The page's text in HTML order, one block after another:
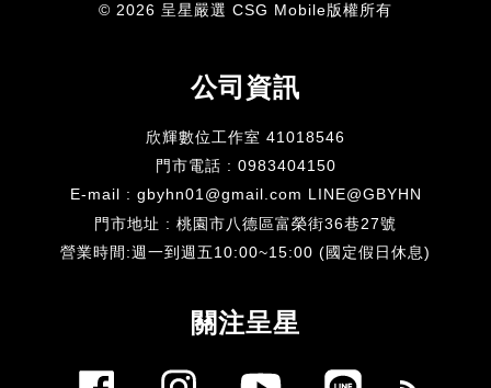
© 2026 呈星嚴選 CSG Mobile版權所有
公司資訊
欣輝數位工作室 41018546
門市電話 : 0983404150
E-mail : gbyhn01@gmail.com LINE@GBYHN
門市地址 : 桃園市八德區富榮街36巷27號
​營業時間:週一到週五10:00~15:00 (國定假日休息)
關注呈星
Facebook Instagram YouTube